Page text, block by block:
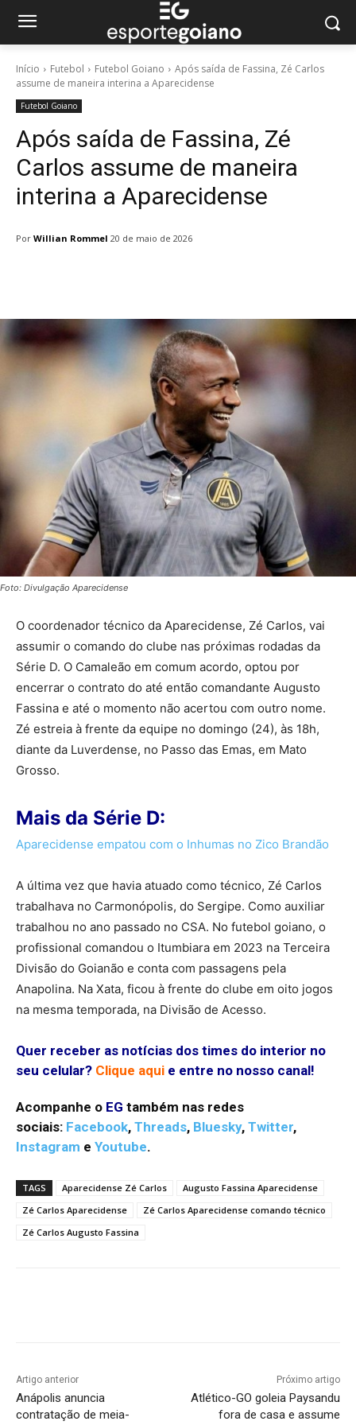
Início Futebol Futebol Goiano
Após saída de Fassina, Zé Carlos
assume de maneira interina a Aparecidense
Futebol Goiano
Após saída de Fassina, Zé
Carlos assume de maneira
interina a Aparecidense
Por Willian Rommel 20 de maio de 2026
Foto: Divulgação Aparecidense
O coordenador técnico da Aparecidense, Zé Carlos, vai
assumir o comando do clube nas próximas rodadas da
Série D. O Camaleão em comum acordo, optou por
encerrar o contrato do até então comandante Augusto
Fassina e até o momento não acertou com outro nome.
Zé estreia à frente da equipe no domingo (24), às 18h,
diante da Luverdense, no Passo das Emas, em Mato
Grosso.
Mais da Série D:
Aparecidense empatou com o Inhumas no Zico Brandão
A última vez que havia atuado como técnico, Zé Carlos
trabalhava no Carmonópolis, do Sergipe. Como auxiliar
trabalhou no ano passado no CSA. No futebol goiano, o
profissional comandou o Itumbiara em 2023 na Terceira
Divisão do Goianão e conta com passagens pela
Anapolina. Na Xata, ficou à frente do clube em oito jogos
na mesma temporada, na Divisão de Acesso.
Quer receber as notícias dos times do interior no
seu celular? Clique aqui e entre no nosso canal!
Acompanhe o EG também nas redes
sociais: Facebook, Threads, Bluesky, Twitter,
Instagram e Youtube.
TAGS Aparecidense Zé Carlos
Augusto Fassina Aparecidense
Zé Carlos Aparecidense
Zé Carlos Aparecidense comando técnico
Zé Carlos Augusto Fassina
Artigo anterior
Anápolis anuncia
contratação de meia-
Próximo artigo
Atlético-GO goleia Paysandu
fora de casa e assume